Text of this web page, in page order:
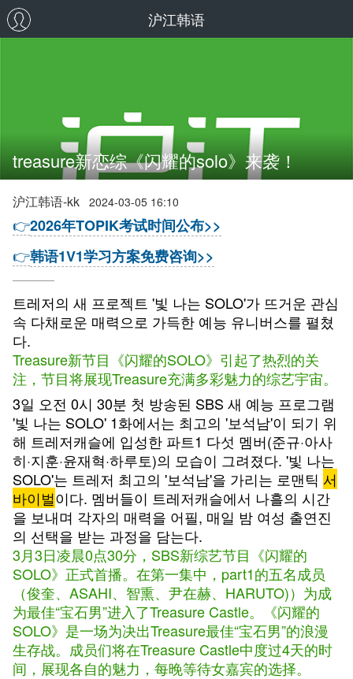
沪江韩语
treasure新恋综《闪耀的solo》来袭！
沪江韩语-kk 2024-03-05 16:10
👉2026年TOPIK考试时间公布>>
👉韩语1V1学习方案免费咨询>>
트레저의 새 프로젝트 '빛 나는 SOLO'가 뜨거운 관심
속 다채로운 매력으로 가득한 예능 유니버스를 펼쳤
다.
Treasure新节目《闪耀的SOLO》引起了热烈的关
注，节目将展现Treasure充满多彩魅力的综艺宇宙。
3일 오전 0시 30분 첫 방송된 SBS 새 예능 프로그램
'빛 나는 SOLO' 1화에서는 최고의 '보석남'이 되기 위
해 트레저캐슬에 입성한 파트1 다섯 멤버(준규·아사
히·지훈·윤재혁·하루토)의 모습이 그려졌다. '빛 나는
SOLO'는 트레저 최고의 '보석남'을 가리는 로맨틱 서
바이벌이다. 멤버들이 트레저캐슬에서 나흘의 시간
을 보내며 각자의 매력을 어필, 매일 밤 여성 출연진
의 선택을 받는 과정을 담는다.
3月3日凌晨0点30分，SBS新综艺节目《闪耀的
SOLO》正式首播。在第一集中，part1的五名成员
（俊奎、ASAHI、智熏、尹在赫、HARUTO)）为成
为最佳“宝石男”进入了Treasure Castle。《闪耀的
SOLO》是一场为决出Treasure最佳“宝石男”的浪漫
生存战。成员们将在Treasure Castle中度过4天的时
间，展现各自的魅力，每晚等待女嘉宾的选择。